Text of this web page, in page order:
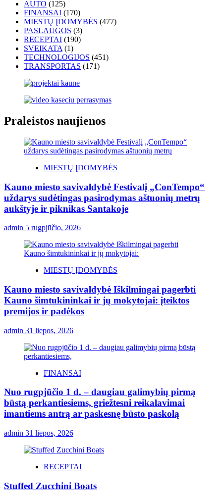
AUTO (125)
FINANSAI (170)
MIESTŲ ĮDOMYBĖS (477)
PASLAUGOS (3)
RECEPTAI (190)
SVEIKATA (1)
TECHNOLOGIJOS (451)
TRANSPORTAS (171)
Praleistos naujienos
MIESTŲ ĮDOMYBĖS
Kauno miesto savivaldybė Festivalį „ConTempo“
uždarys sudėtingas pasirodymas aštuonių metrų
aukštyje ir piknikas Santakoje
admin 5 rugpjūčio, 2026
MIESTŲ ĮDOMYBĖS
Kauno miesto savivaldybė Iškilmingai pagerbti
Kauno šimtukininkai ir jų mokytojai: įteiktos
premijos ir padėkos
admin 31 liepos, 2026
FINANSAI
Nuo rugpjūčio 1 d. – daugiau galimybių pirmą
būstą perkantiesiems, griežtesni reikalavimai
imantiems antrą ar paskesnę būsto paskolą
admin 31 liepos, 2026
RECEPTAI
Stuffed Zucchini Boats